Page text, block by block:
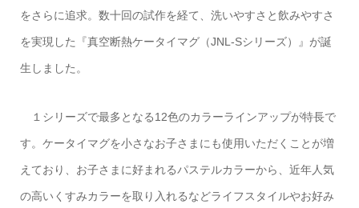
をさらに追求。数十回の試作を経て、洗いやすさと飲みやすさ
を実現した『真空断熱ケータイマグ（JNL-Sシリーズ）』が誕
生しました。
１シリーズで最多となる12色のカラーラインアップが特長で
す。ケータイマグを小さなお子さまにも使用いただくことが増
えており、お子さまに好まれるパステルカラーから、近年人気
の高いくすみカラーを取り入れるなどライフスタイルやお好み